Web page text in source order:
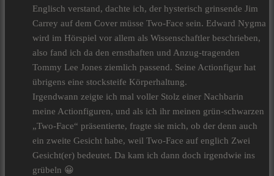
Englisch verstand, dachte ich, der hysterisch grinsende Jim
Carrey auf dem Cover müsse Two-Face sein. Edward Nygma
wird im Hörspiel vor allem als Wissenschaftler beschrieben,
also fand ich da den ernsthaften und Anzug-tragenden
Tommy Lee Jones ziemlich passend. Seine Actionfigur hat
übrigens eine stocksteife Körperhaltung.
Irgendwann zeigte ich mal voller Stolz einer Nachbarin
meine Actionfiguren, und als ich ihr meinen grün-schwarzen
„Two-Face“ präsentierte, fragte sie mich, ob der denn auch
ein zweite Gesicht habe, weil Two-Face auf englich Zwei
Gesicht(er) bedeutet. Da kam ich dann doch irgendwie ins
grübeln 😀